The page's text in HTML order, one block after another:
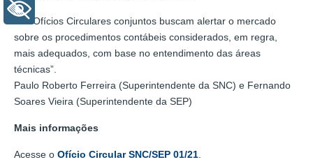
“Os Ofícios Circulares conjuntos buscam alertar o mercado
sobre os procedimentos contábeis considerados, em regra,
mais adequados, com base no entendimento das áreas
técnicas”.
Paulo Roberto Ferreira (Superintendente da SNC) e Fernando
Soares Vieira (Superintendente da SEP)
Mais informações
Acesse o Ofício Circular SNC/SEP 01/21